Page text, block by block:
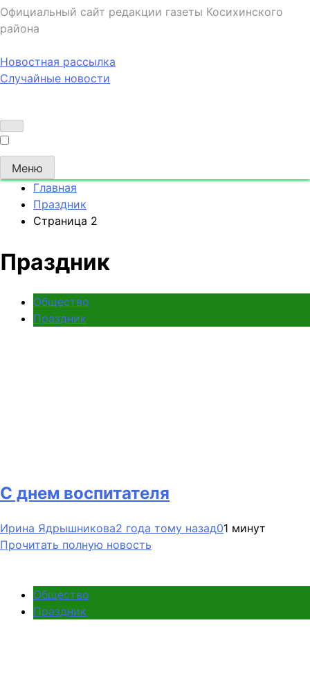
Официальный сайт редакции газеты Косихинского
района
Новостная рассылка
Случайные новости
Меню
Главная
Праздник
Страница 2
Праздник
Общество
Праздник
С днем воспитателя
Ирина Ядрышникова2 года тому назад01 минут
Прочитать полную новость
Общество
Праздник